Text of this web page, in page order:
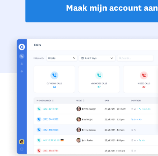
Maak mijn account aan